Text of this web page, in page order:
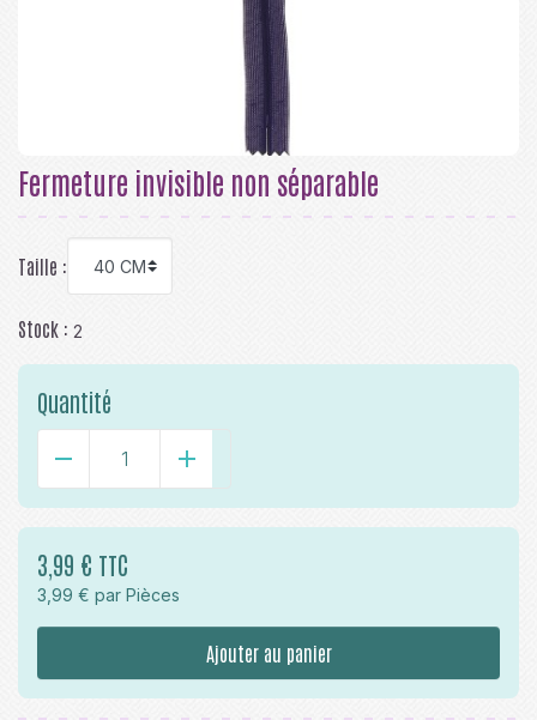
Fermeture invisible non séparable
Taille :
Stock : 2
Quantité
- +
3,99 € TTC
3,99 € par Pièces
Ajouter au panier